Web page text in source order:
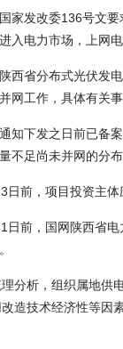
家发改委136号文
入电力市场，上网
西省分布式光伏发
网工作，具体有关
知下发之日前已备
不足尚未并网的分布
日前，项目投资主体
日前，国网陕西省
分析，组织属地供
造技术经济性等因